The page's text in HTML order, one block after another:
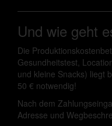
Und wie geht
Die
Gesundheitstest,
und kleine Snacks) liegt
50 € notwendig!
Nach dem
Adresse und